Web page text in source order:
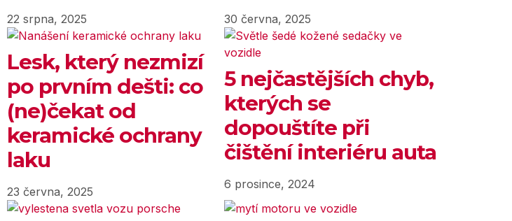
22 srpna, 2025 30 června, 2025
Lesk, který nezmizí
po prvním dešti: co
(ne)čekat od
keramické ochrany
laku
23 června, 2025
5 nejčastějších chyb,
kterých se
dopouštíte při
čištění interiéru auta
6 prosince, 2024